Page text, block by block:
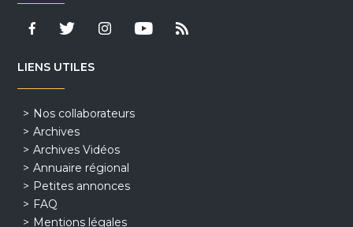
LIENS UTILES
Nos collaborateurs
Archives
Archives Vidéos
Annuaire régional
Petites annonces
FAQ
Mentions légales